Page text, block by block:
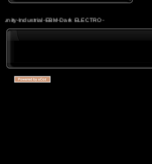
Industrial-EBM-Dark ELECTRO-